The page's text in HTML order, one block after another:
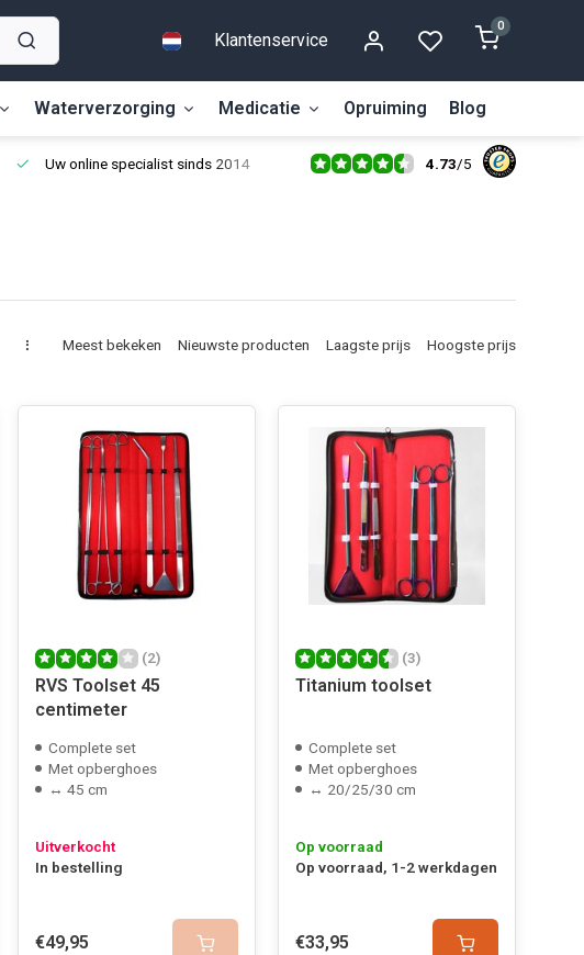
Klantenservice
0
Waterverzorging Medicatie Opruiming Blog
Uw online specialist sinds 2014 4.73/5
Meest bekeken Nieuwste producten Laagste prijs Hoogste prijs
(2)
RVS Toolset 45
centimeter
Complete set
Met opberghoes
↔ 45 cm
Uitverkocht
In bestelling
€49,95
(3)
Titanium toolset
Complete set
Met opberghoes
↔ 20/25/30 cm
Op voorraad
Op voorraad, 1-2 werkdagen
€33,95